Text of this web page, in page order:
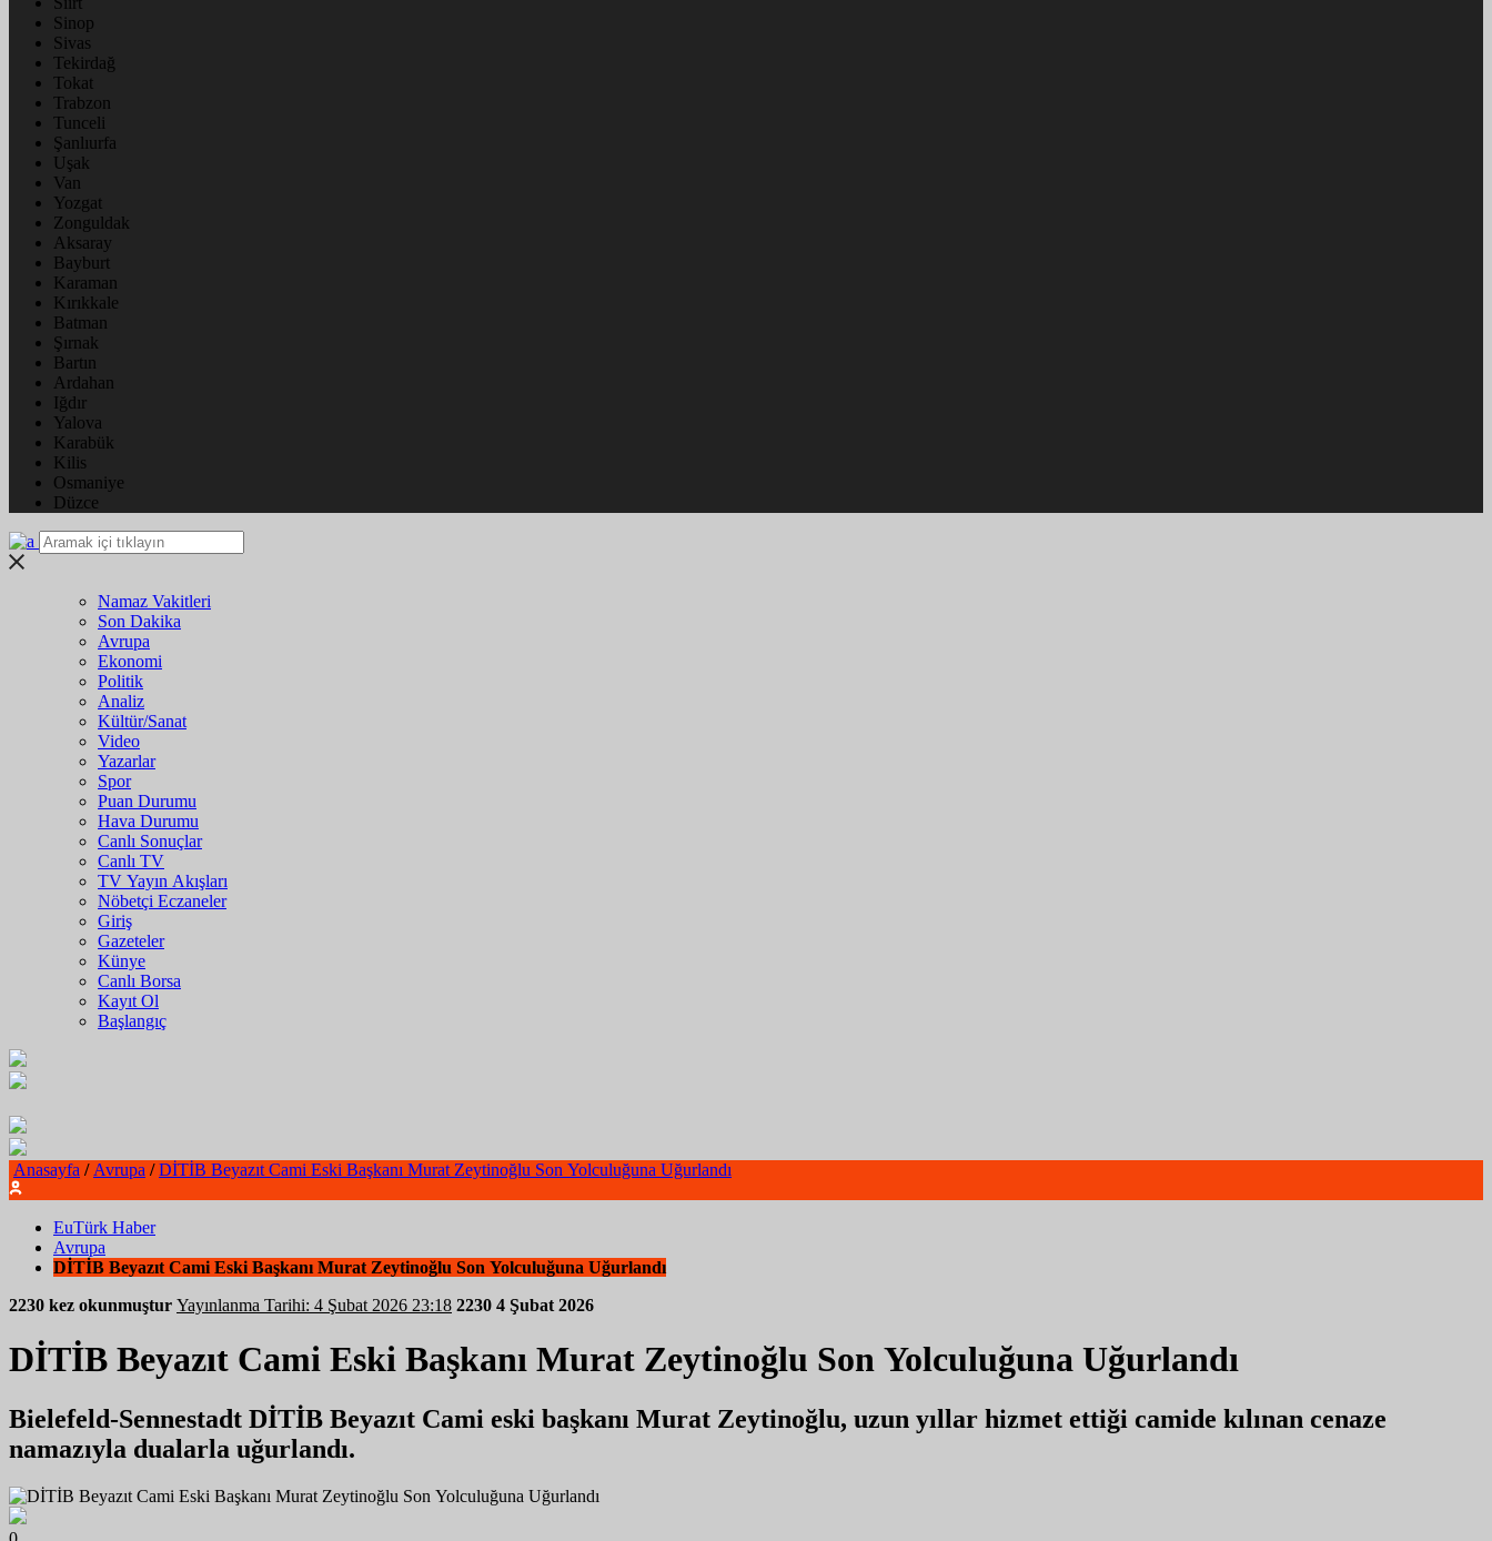
Sinop
Sivas
Tekirdağ
Tokat
Trabzon
Tunceli
Şanlıurfa
Uşak
Van
Yozgat
Zonguldak
Aksaray
Bayburt
Karaman
Kırıkkale
Batman
Şırnak
Bartın
Ardahan
Iğdır
Yalova
Karabük
Kilis
Osmaniye
Düzce
Namaz Vakitleri
Son Dakika
Avrupa
Ekonomi
Politik
Analiz
Kültür/Sanat
Video
Yazarlar
Spor
Puan Durumu
Hava Durumu
Canlı Sonuçlar
Canlı TV
TV Yayın Akışları
Nöbetçi Eczaneler
Giriş
Gazeteler
Künye
Canlı Borsa
Kayıt Ol
Başlangıç
Anasayfa / Avrupa / DİTİB Beyazıt Cami Eski Başkanı Murat Zeytinoğlu Son Yolculuğuna Uğurlandı
EuTürk Haber
Avrupa
DİTİB Beyazıt Cami Eski Başkanı Murat Zeytinoğlu Son Yolculuğuna Uğurlandı
2230 kez okunmuştur
Yayınlanma Tarihi: 4 Şubat 2026 23:18 2230 4 Şubat 2026
DİTİB Beyazıt Cami Eski Başkanı Murat Zeytinoğlu Son Yolculuğuna Uğurlandı
Bielefeld-Sennestadt DİTİB Beyazıt Cami eski başkanı Murat Zeytinoğlu, uzun yıllar hizmet ettiği camide kılınan cenaze
namazıyla dualarla uğurlandı.